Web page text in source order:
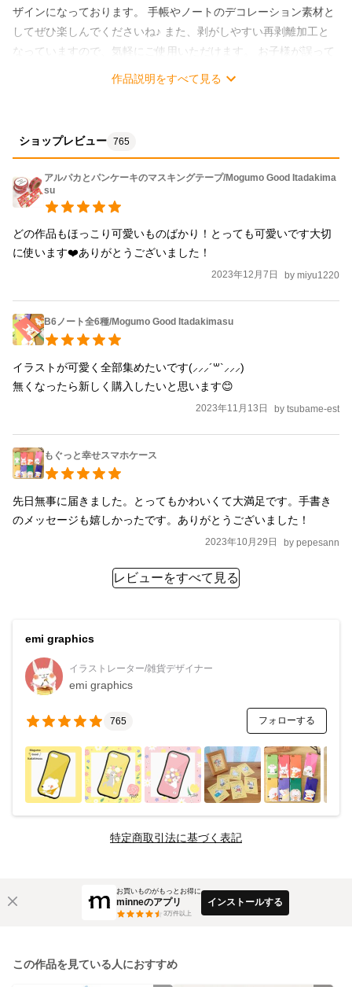
ザインになっております。 手帳やノートのデコレーション素材と
してぜひ楽しんでくださいね♪ また、剥がしやすい再剥離加工と
なっていますので、気軽にご使用いただけます。 お子様が誤って
机などに貼ってしまっても安心です。 VeryBerryシリーズは他に
作品説明をすべて見る
ショップレビュー 765
アルパカとパンケーキのマスキングテープ/Mogumo Good Itadakima
su
どの作品もほっこり可愛いものばかり！とっても可愛いです大切
に使います❤️ありがとうございました！
2023年12月7日 by miyu1220
B6ノート全6種/Mogumo Good Itadakimasu
イラストが可愛く全部集めたいです(⸝⸝⸝´꒳`⸝⸝⸝)
無くなったら新しく購入したいと思います😊
2023年11月13日 by tsubame-est
もぐっと幸せスマホケース
先日無事に届きました。とってもかわいくて大満足です。手書き
のメッセージも嬉しかったです。ありがとうございました！
2023年10月29日 by pepesann
レビューをすべて見る
emi graphics
イラストレーター/雑貨デザイナー
emi graphics
765 フォローする
特定商取引法に基づく表記
お買いものがもっとお得に
minneのアプリ
3万件以上
インストールする
この作品を見ている人におすすめ